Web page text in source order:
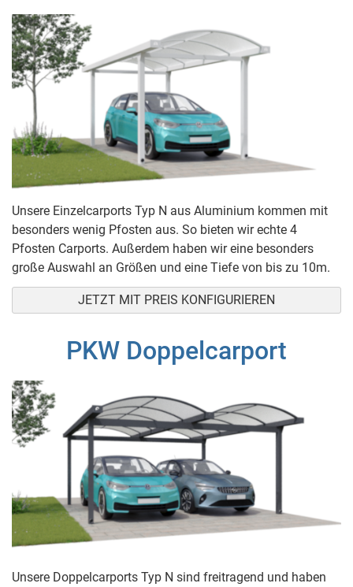
Unsere Einzelcarports Typ N aus Aluminium kommen mit
besonders wenig Pfosten aus. So bieten wir echte 4
Pfosten Carports. Außerdem haben wir eine besonders
große Auswahl an Größen und eine Tiefe von bis zu 10m.
JETZT MIT PREIS KONFIGURIEREN
PKW Doppelcarport
Unsere Doppelcarports Typ N sind freitragend und haben